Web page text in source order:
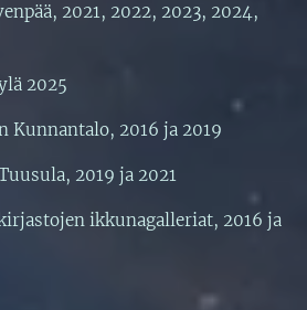
2021, 2022, 2023, 2024,
2025
Kunnantalo, 2016 ja 2019
2019 ja 2021
ikkunagalleriat, 2016 ja